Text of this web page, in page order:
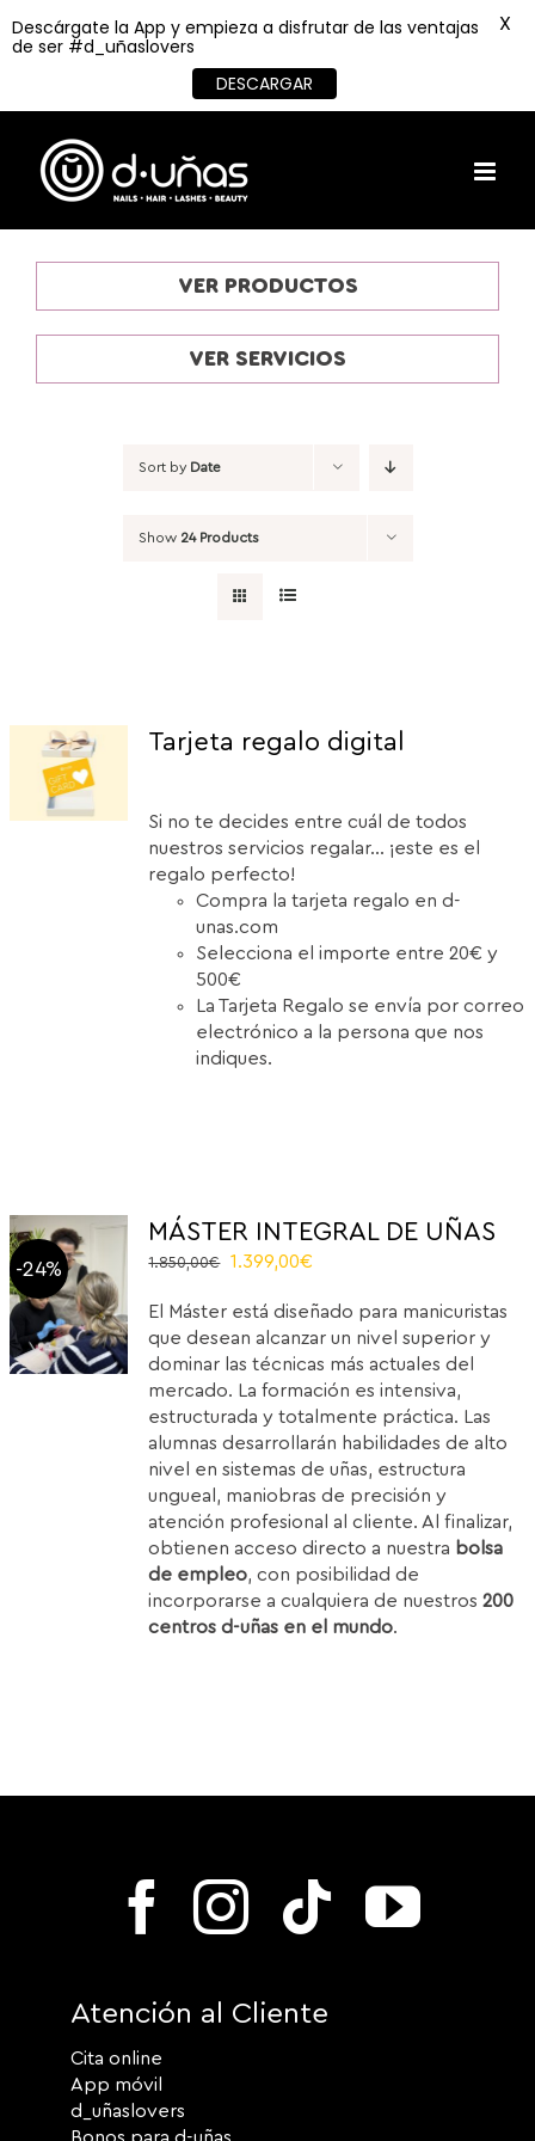
content
VER PRODUCTOS
VER SERVICIOS
Sort by Date
Show 24 Products
Tarjeta regalo digital
Si no te decides entre cuál de todos
nuestros servicios regalar... ¡este es el
regalo perfecto!
Compra la tarjeta regalo en d-
unas.com
Selecciona el importe entre 20€ y
500€
La Tarjeta Regalo se envía por correo
electrónico a la persona que nos
indiques.
-24%
MÁSTER INTEGRAL DE UÑAS
1.850,00€
Original
was:
1.850,00€.
1.399,00€
is:
1.399,00€.
El Máster está diseñado para manicuristas
que desean alcanzar un nivel superior y
dominar las técnicas más actuales del
mercado. La formación es intensiva,
estructurada y totalmente práctica. Las
alumnas desarrollarán habilidades de alto
nivel en sistemas de uñas, estructura
ungueal, maniobras de precisión y
atención profesional al cliente. Al finalizar,
obtienen acceso directo a nuestra bolsa
de empleo, con posibilidad de
incorporarse a cualquiera de nuestros200
centros d-uñas en el mundo.
Atención al Cliente
Cita online
App móvil
d_uñaslovers
Descárgate la App y empieza a disfrutar de las ventajas
de ser #d_uñaslovers
DESCARGAR
X